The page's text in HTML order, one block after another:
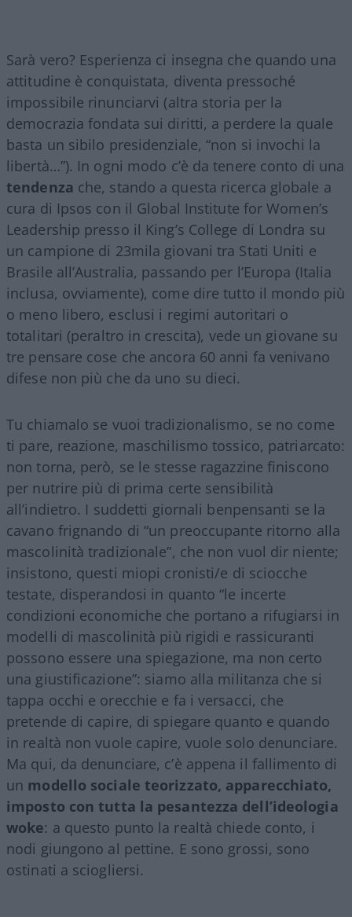
Sarà vero? Esperienza ci insegna che quando una
attitudine è conquistata, diventa pressoché
impossibile rinunciarvi (altra storia per la
democrazia fondata sui diritti, a perdere la quale
basta un sibilo presidenziale, “non si invochi la
libertà…”). In ogni modo c’è da tenere conto di una
tendenza che, stando a questa ricerca globale a
cura di Ipsos con il Global Institute for Women’s
Leadership presso il King’s College di Londra su
un campione di 23mila giovani tra Stati Uniti e
Brasile all’Australia, passando per l’Europa (Italia
inclusa, ovviamente), come dire tutto il mondo più
o meno libero, esclusi i regimi autoritari o
totalitari (peraltro in crescita), vede un giovane su
tre pensare cose che ancora 60 anni fa venivano
difese non più che da uno su dieci.
Tu chiamalo se vuoi tradizionalismo, se no come
ti pare, reazione, maschilismo tossico, patriarcato:
non torna, però, se le stesse ragazzine finiscono
per nutrire più di prima certe sensibilità
all’indietro. I suddetti giornali benpensanti se la
cavano frignando di “un preoccupante ritorno alla
mascolinità tradizionale”, che non vuol dir niente;
insistono, questi miopi cronisti/e di sciocche
testate, disperandosi in quanto “le incerte
condizioni economiche che portano a rifugiarsi in
modelli di mascolinità più rigidi e rassicuranti
possono essere una spiegazione, ma non certo
una giustificazione”: siamo alla militanza che si
tappa occhi e orecchie e fa i versacci, che
pretende di capire, di spiegare quanto e quando
in realtà non vuole capire, vuole solo denunciare.
Ma qui, da denunciare, c’è appena il fallimento di
un modello sociale teorizzato, apparecchiato,
imposto con tutta la pesantezza dell’ideologia
woke: a questo punto la realtà chiede conto, i
nodi giungono al pettine. E sono grossi, sono
ostinati a sciogliersi.